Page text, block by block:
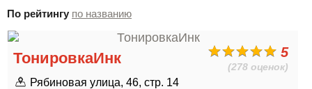
По рейтингу по названию
5
(278 оценок)
ТонировкаИнк
Рябиновая улица, 46, стр. 14